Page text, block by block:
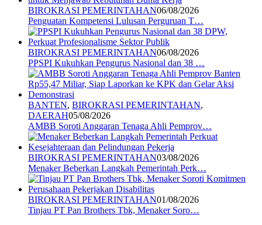
BIROKRASI PEMERINTAHAN06/08/2026
Penguatan Kompetensi Lulusan Perguruan T…
BIROKRASI PEMERINTAHAN06/08/2026
PPSPI Kukuhkan Pengurus Nasional dan 38 …
BANTEN, BIROKRASI PEMERINTAHAN,
DAERAH05/08/2026
AMBB Soroti Anggaran Tenaga Ahli Pemprov…
BIROKRASI PEMERINTAHAN03/08/2026
Menaker Beberkan Langkah Pemerintah Perk…
BIROKRASI PEMERINTAHAN01/08/2026
Tinjau PT Pan Brothers Tbk, Menaker Soro…